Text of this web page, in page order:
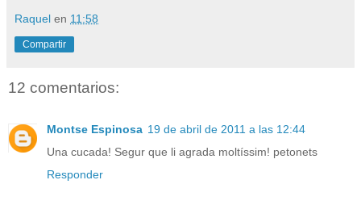
Raquel en 11:58
Compartir
12 comentarios:
Montse Espinosa 19 de abril de 2011 a las 12:44
Una cucada! Segur que li agrada moltíssim! petonets
Responder